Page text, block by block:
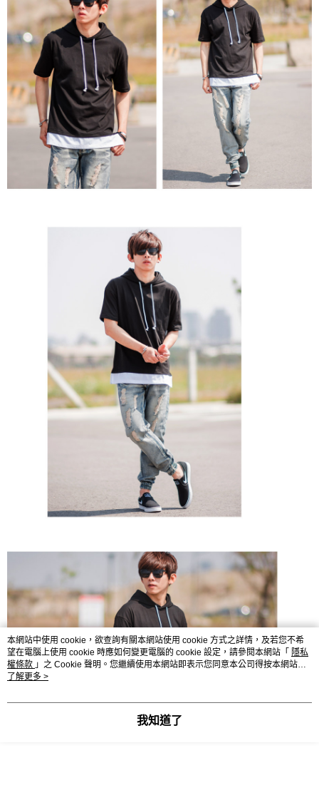
本網站中使用 cookie，欲查詢有關本網站使用 cookie 方式之詳情，及若您不希
望在電腦上使用 cookie 時應如何變更電腦的 cookie 設定，請參閱本網站「 隱私
權條款 」之 Cookie 聲明。您繼續使用本網站即表示您同意本公司得按本網站使
用條款之 Cookie 聲明使用 cookie。
了解更多 >
我知道了